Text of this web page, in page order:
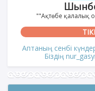
""Ақтөбе қалалық
Аптаның сенбі
Біздің